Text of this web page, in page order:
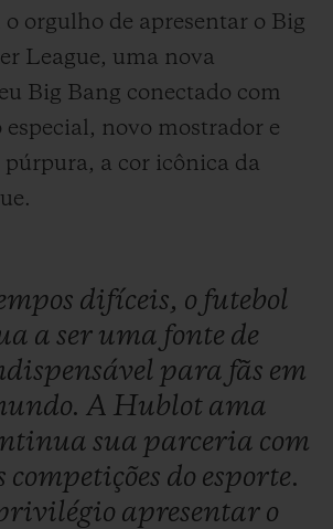
orgulho de apresentar o Big
League, uma nova
Big Bang conectado com
novo mostrador e
a cor icônica da
difíceis, o futebol
a ser uma fonte de
para fãs em
A Hublot ama
sua parceria com
competições do esporte.
apresentar o